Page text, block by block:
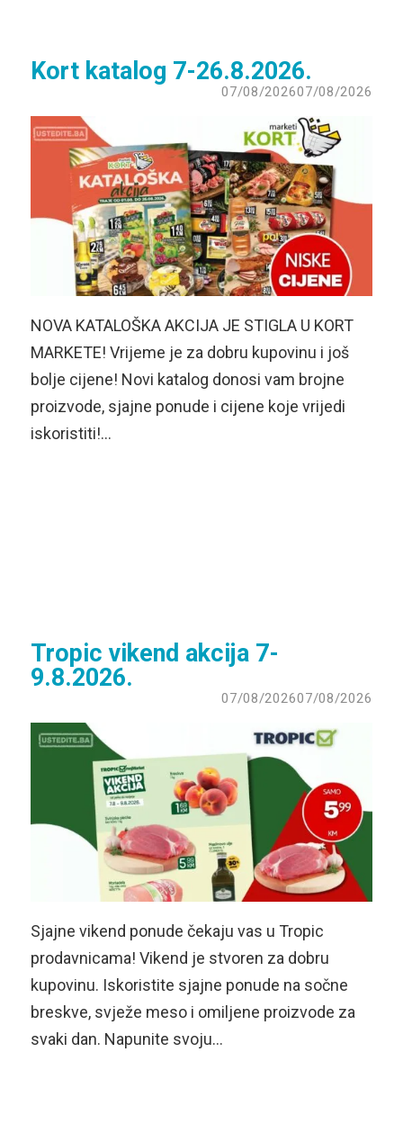
Kort katalog 7-26.8.2026.
07/08/202607/08/2026
NOVA KATALOŠKA AKCIJA JE STIGLA U KORT
MARKETE! Vrijeme je za dobru kupovinu i još
bolje cijene! Novi katalog donosi vam brojne
proizvode, sjajne ponude i cijene koje vrijedi
iskoristiti!…
Tropic vikend akcija 7-
9.8.2026.
07/08/202607/08/2026
Sjajne vikend ponude čekaju vas u Tropic
prodavnicama! Vikend je stvoren za dobru
kupovinu. Iskoristite sjajne ponude na sočne
breskve, svježe meso i omiljene proizvode za
svaki dan. Napunite svoju…